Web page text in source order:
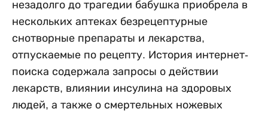
незадолго до трагедии бабушка приобрела в
нескольких аптеках безрецептурные
снотворные препараты и лекарства,
отпускаемые по рецепту. История интернет-
поиска содержала запросы о действии
лекарств, влиянии инсулина на здоровых
людей, а также о смертельных ножевых